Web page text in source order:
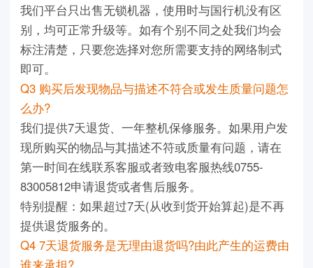
我们平台只出售无锁机器，使用时与国行机没有区
别，均可正常升级等。如有个别不同之处我们均会
标注清楚，只要您选择对您所需要支持的网络制式
即可。
Q3 购买后发现物品与描述不符合或发生质量问题怎
么办?
我们提供7天退货、一年整机保修服务。如果用户发
现所购买的物品与其描述不符或质量有问题，请在
第一时间在线联系客服或者致电客服热线0755-
83005812申请退货或者售后服务。
特别提醒：如果超过7天(从收到货开始算起)是不再
提供退货服务的。
Q4 7天退货服务是无理由退货吗?由此产生的运费由